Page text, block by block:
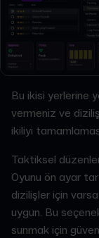
Bu ikisi yerlerine
vermeniz ve
ikiliyi
Taktiksel
Oyunu ön ayar
dizilişler için
uygun. Bu
sunmak için